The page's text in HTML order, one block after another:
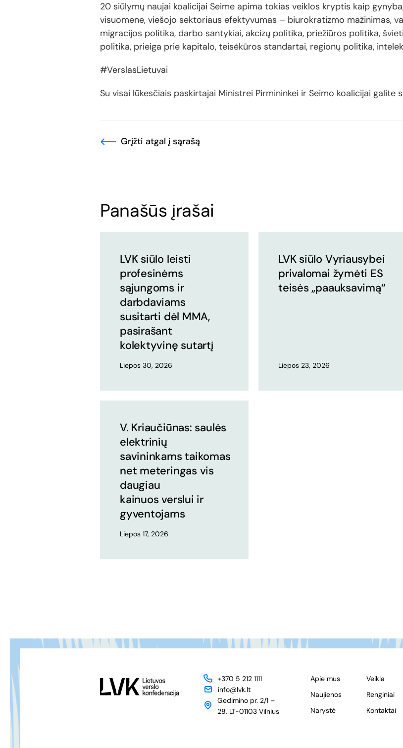
20 siūlymų naujai koalicijai Seime apima tokias veiklos kryptis kaip
visuomene, viešojo sektoriaus efektyvumas – biurokratizmo mažinimas,
migracijos politika, darbo santykiai, akcizų politika, priežiūros politika,
politika, prieiga prie kapitalo, teisėkūros standartai, regionų politika,
#VerslasLietuvai
Su visai lūkesčiais paskirtajai Ministrei Pirmininkei ir Seimo koalicijai galite
Grįžti atgal į sąrašą
Panašūs įrašai
LVK siūlo leisti
profesinėms
sąjungoms ir
darbdaviams
susitarti dėl MMA,
pasirašant
kolektyvinę sutartį
Liepos 30, 2026
LVK siūlo Vyriausybei
privalomai žymėti ES
teisės „paauksavimą“
Liepos 23, 2026
V. Kriaučiūnas: saulės
elektrinių
savininkams taikomas
net meteringas vis
daugiau
kainuos verslui ir
gyventojams
Liepos 17, 2026
+370 5 212 1111
info@lvk.lt
Gedimino pr. 2/1 –
28, LT-01103 Vilnius
Apie mus
Naujienos
Narystė
Veikla
Renginiai
Kontaktai